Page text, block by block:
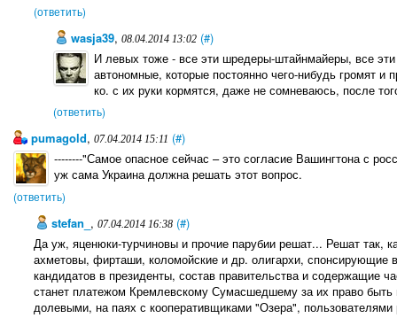
(ответить)
wasja39,08.04.2014 13:02 (#)
И левых тоже - все эти шредеры-штайнмайеры, все эти
автономные, которые постоянно чего-нибудь громят
ко. с их руки кормятся, даже не сомневаюсь, после
(ответить)
pumagold, 07.04.2014 15:11 (#)
--------"Самое опасное сейчас – это согласие Вашингтона с
уж сама Украина должна решать этот вопрос.
(ответить)
stefan_ , 07.04.2014 16:38 (#)
Да уж, яценюки-турчиновы и прочие парубии решат... Решат так,
ахметовы, фирташи, коломойские и др. олигархи, спонсирующие
кандидатов в президенты, состав правительства и содержащие
станет платежом Кремлевскому Сумасшедшему за их право
долевыми, на паях с кооперативщиками "Озера",